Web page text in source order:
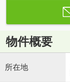
物件概要
所在地